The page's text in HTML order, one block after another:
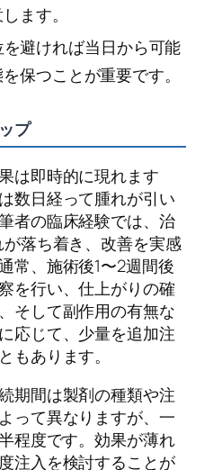
ます。
避ければ当日から可能
保つことが重要です。
プ
は即時的に現れます
数日経って腫れが引い
者の臨床経験では、治
落ち着き、改善を実感
常、施術後1〜2週間後
を行い、仕上がりの確
そして副作用の有無な
応じて、少量を追加注
もあります。
期間は製剤の種類や注
って異なりますが、一
程度です。効果が薄れ
注入を検討することが